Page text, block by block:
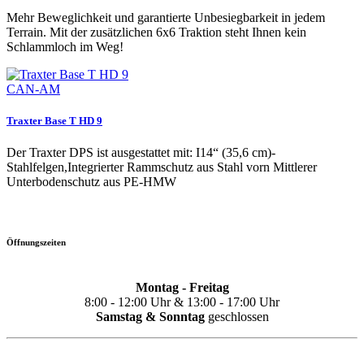
Mehr Beweglichkeit und garantierte Unbesiegbarkeit in jedem
Terrain. Mit der zusätzlichen 6x6 Traktion steht Ihnen kein
Schlammloch im Weg!
CAN-AM
Traxter Base T HD 9
Der Traxter DPS ist ausgestattet mit: I14“ (35,6 cm)-
Stahlfelgen,Integrierter Rammschutz aus Stahl vorn Mittlerer
Unterbodenschutz aus PE-HMW
Öffnungszeiten
Montag - Freitag
8:00 - 12:00 Uhr & 13:00 - 17:00 Uhr
Samstag & Sonntaggeschlossen